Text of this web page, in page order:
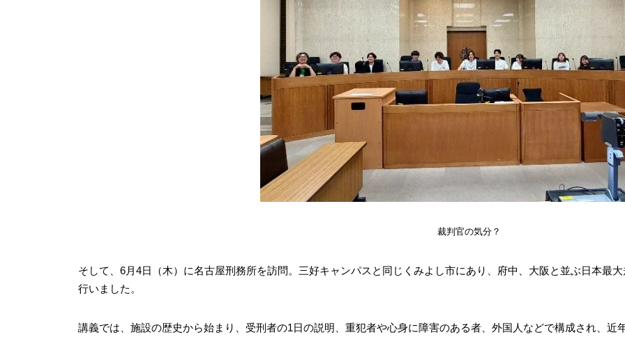
裁判官の気分？
そして、6月4日（木）に名古屋刑務所を訪問。三好キャンパスと同じくみよし市にあり、府中、大阪と並ぶ日本最
行いました。
講義では、施設の歴史から始まり、受刑者の1日の説明、重犯者や心身に障害のある者、外国人などで構成され、